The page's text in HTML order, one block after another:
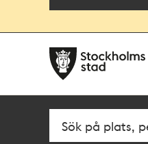
navigationen
huvudinnehållet
Fritextsök